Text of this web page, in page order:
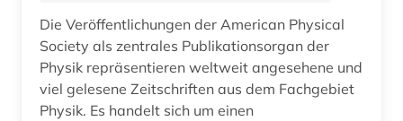
Die Veröffentlichungen der American Physical
Society als zentrales Publikationsorgan der
Physik repräsentieren weltweit angesehene und
viel gelesene Zeitschriften aus dem Fachgebiet
Physik. Es handelt sich um einen